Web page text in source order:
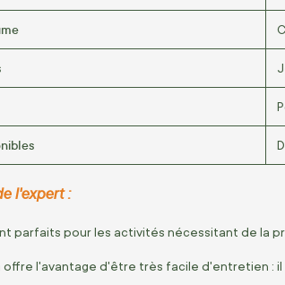
l'expert :
parfaits pour les activités nécessitant de la
offre l'avantage d'être très facile d'entretien :